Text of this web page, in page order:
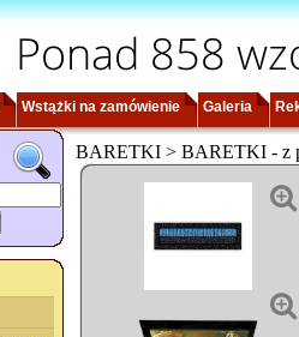
Ponad 858
Wstążki na zamówienie Galeria
BARETKI > BARETKI - z

